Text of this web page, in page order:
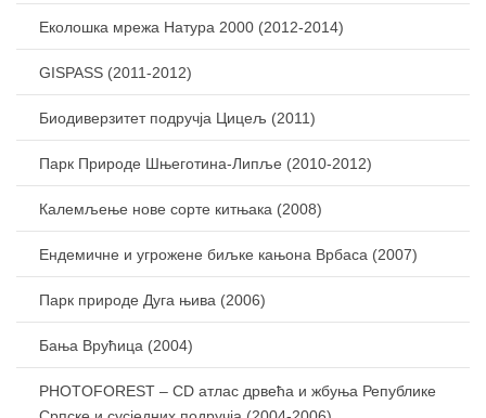
Еколошка мрежа Натура 2000 (2012-2014)
GISPASS (2011-2012)
Биодиверзитет подручја Цицељ (2011)
Парк Природе Шњеготина-Липље (2010-2012)
Калемљење нове сорте китњака (2008)
Ендемичне и угрожене биљке кањона Врбаса (2007)
Парк природе Дуга њива (2006)
Бања Врућица (2004)
PHOTOFOREST – CD атлас дрвећа и жбуња Републике